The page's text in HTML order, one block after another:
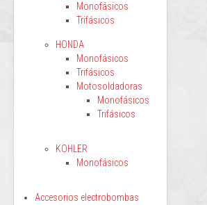
Monofásicos
Trifásicos
HONDA
Monofásicos
Trifásicos
Motosoldadoras
Monofásicos
Trifásicos
KOHLER
Monofásicos
Accesorios electrobombas